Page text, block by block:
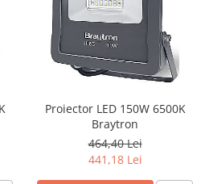
Proiector LED 150W 6500K
Braytron
464,40 Lei
441,18 Lei